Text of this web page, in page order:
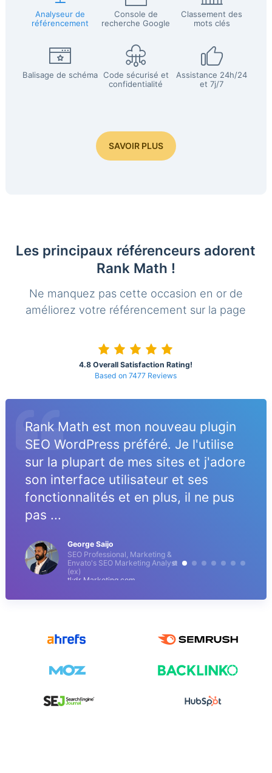
Analyseur de
référencement
Console de
recherche Google
Classement des
mots clés
Balisage de schéma Code sécurisé et
confidentialité
Assistance 24h/24
et 7j/7
SAVOIR PLUS
Les principaux référenceurs adorent
Rank Math !
Ne manquez pas cette occasion en or de
améliorez votre référencement sur la page
4.8 Overall Satisfaction Rating!
Based on 7477 Reviews
Rank Math est mon nouveau plugin
SEO WordPress préféré. Je l'utilise
sur la plupart de mes sites et j'adore
son interface utilisateur et ses
fonctionnalités et en plus, il ne pus
pas ...
George Saijo
SEO Professional, Marketing &
Envato's SEO Marketing Analyst
(ex)
tl;dr Marketing.com